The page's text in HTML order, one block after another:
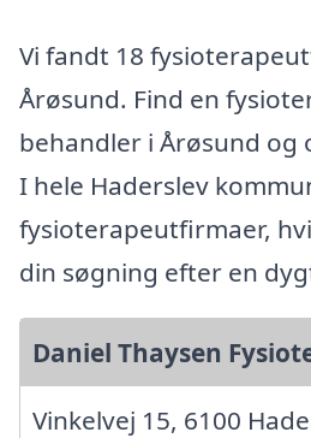
Vi fandt 18
Årøsund. Find en
behandler i Årøsund og
I hele Haderslev
fysioterapeutfirmaer,
din søgning efter en
Daniel Thaysen
Vinkelvej 15, 6100